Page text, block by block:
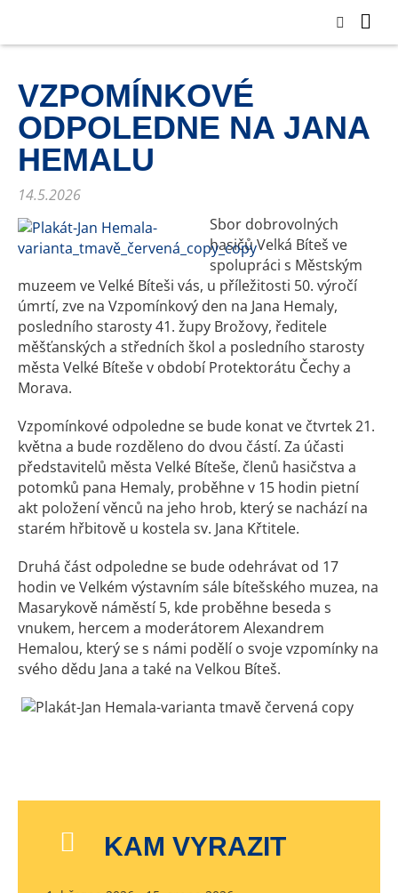
VZPOMÍNKOVÉ
ODPOLEDNE NA JANA
HEMALU
14.5.2026
Sbor dobrovolných
hasičů Velká Bíteš ve
spolupráci s Městským
muzeem ve Velké Bíteši vás, u příležitosti 50. výročí
úmrtí, zve na Vzpomínkový den na Jana Hemaly,
posledního starosty 41. župy Brožovy, ředitele
měšťanských a středních škol a posledního starosty
města Velké Bíteše v období Protektorátu Čechy a
Morava.
Vzpomínkové odpoledne se bude konat ve čtvrtek 21.
května a bude rozděleno do dvou částí. Za účasti
představitelů města Velké Bíteše, členů hasičstva a
potomků pana Hemaly, proběhne v 15 hodin pietní
akt položení věnců na jeho hrob, který se nachází na
starém hřbitově u kostela sv. Jana Křtitele.
Druhá část odpoledne se bude odehrávat od 17
hodin ve Velkém výstavním sále bítešského muzea, na
Masarykově náměstí 5, kde proběhne beseda s
vnukem, hercem a moderátorem Alexandrem
Hemalou, který se s námi podělí o svoje vzpomínky na
svého dědu Jana a také na Velkou Bíteš.
KAM VYRAZIT